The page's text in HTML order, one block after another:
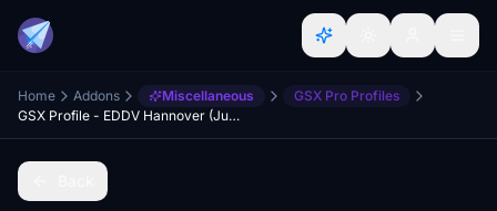
Home Addons Miscellaneous
GSX Pro Profiles
GSX Profile - EDDV Hannover (JustSim)